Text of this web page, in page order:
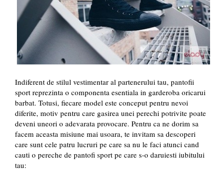
Indiferent de stilul vestimentar al partenerului tau, pantofii
sport reprezinta o componenta esentiala in garderoba oricarui
barbat. Totusi, fiecare model este conceput pentru nevoi
diferite, motiv pentru care gasirea unei perechi potrivite poate
deveni uneori o adevarata provocare. Pentru ca ne dorim sa
facem aceasta misiune mai usoara, te invitam sa descoperi
care sunt cele patru lucruri pe care sa nu le faci atunci cand
cauti o pereche de pantofi sport pe care s-o daruiesti iubitului
tau: